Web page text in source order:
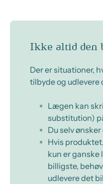
Ikke altid den
Der er situationer,
tilbyde og
Lægen kan
substitution)
Du selv
Hvis
kun er ganske
billigste,
udlevere det